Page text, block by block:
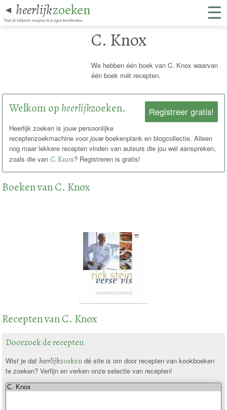
◄ heerlijkzoeken
Vind de lekkerste recepten in je eigen kookboeken. ☰
C. Knox
We hebben één boek van C. Knox waarvan
één boek mét recepten.
Registreer gratis!
Welkom op heerlijkzoeken.
Heerlijk zoeken is jouw persoonlijke
receptenzoekmachine voorjouwboekenplank en blogcollectie. Alleen
nog maar lekkere recepten vinden van auteurs die jou wél aanspreken,
zoals die vanC. Knox? Registreren is gratis!
Boeken van C. Knox
Recepten van C. Knox
Doorzoek de recepten
Wist je dat heerlijkzoekendé site is om door recepten van kookboeken
te zoeken? Verfijn en verken onze selectie van recepten!